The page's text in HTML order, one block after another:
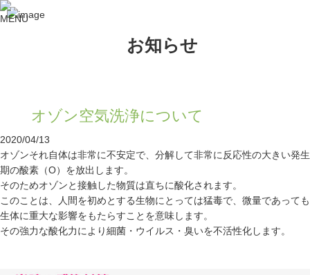
お知らせ
オゾン空気洗浄について
2020/04/13
オゾンそれ自体は非常に不安定で、分解して非常に反応性の大きい発生
期の酸素（O）を放出します。
そのためオゾンと接触した物質は直ちに酸化されます。
このことは、人間を初めとする生物にとっては猛毒で、微量であっても
生体に重大な影響をもたらすことを意味します。
その強力な酸化力により細菌・ウイルス・臭いを不活性化します。